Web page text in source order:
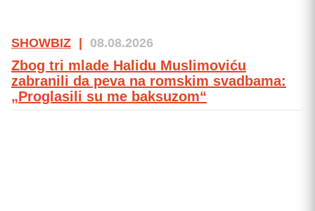
SHOWBIZ | 08.08.2026
Zbog tri mlade Halidu Muslimoviću
zabranili da peva na romskim svadbama:
„Proglasili su me baksuzom“